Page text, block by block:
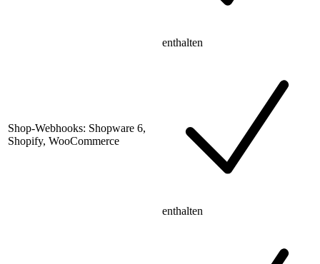
enthalten
Shop-Webhooks: Shopware 6,
Shopify, WooCommerce
enthalten